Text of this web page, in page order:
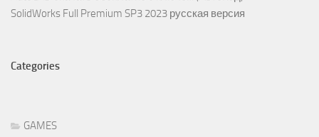
SolidWorks Full Premium SP3 2023 русская версия
Categories
GAMES